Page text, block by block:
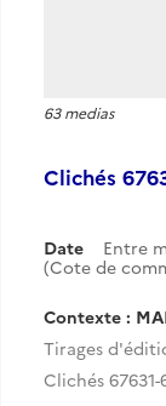
63 medias
Clichés
Date Entre
(Cote de
Contexte :
Tirages
Clichés 67631-